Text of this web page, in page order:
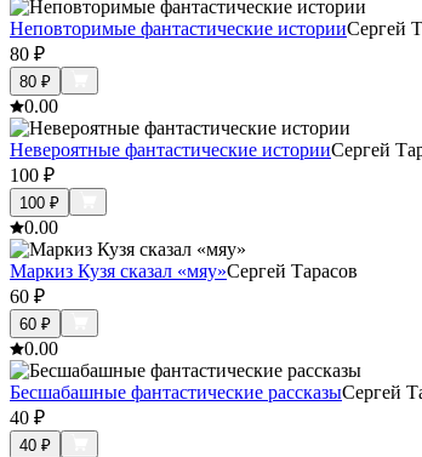
Неповторимые фантастические историиСергей
80 ₽
80 ₽
0.00
Невероятные фантастические историиСергей
100 ₽
100 ₽
0.00
Маркиз Кузя сказал «мяу»Сергей Тарасов
60 ₽
60 ₽
0.00
Бесшабашные фантастические рассказыСергей
40 ₽
40 ₽